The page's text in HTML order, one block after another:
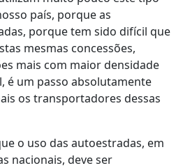
país, porque as
porque tem sido difícil que
mesmas concessões,
mais com maior densidade
é um passo absolutamente
os transportadores dessas
o uso das autoestradas, em
nacionais, deve ser